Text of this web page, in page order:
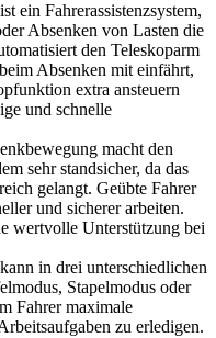
ein Fahrerassistenzsystem,
Absenken von Lasten die
den Teleskoparm
Absenken mit einfährt,
extra ansteuern
und schnelle
macht den
sehr standsicher, da das
gelangt. Geübte Fahrer
und sicherer arbeiten.
wertvolle Unterstützung bei
in drei unterschiedlichen
Stapelmodus oder
Fahrer maximale
zu erledigen.